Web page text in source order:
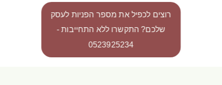
רוצים לכפיל את מספר הפניות לעסק
שלכם? התקשרו ללא התחייבות -
0523925234